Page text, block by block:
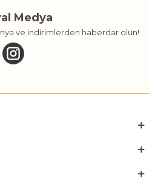
Medya
ve indirimlerden haberdar olun!